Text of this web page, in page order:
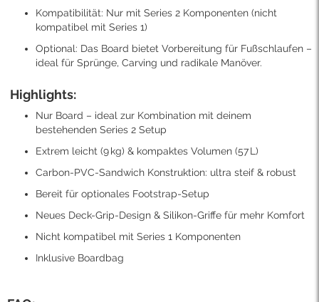
Kompatibilität: Nur mit Series 2 Komponenten (nicht
kompatibel mit Series 1)
Optional: Das Board bietet Vorbereitung für Fußschlaufen –
ideal für Sprünge, Carving und radikale Manöver.
Highlights:
Nur Board – ideal zur Kombination mit deinem
bestehenden Series 2 Setup
Extrem leicht (9 kg) & kompaktes Volumen (57 L)
Carbon-PVC-Sandwich Konstruktion: ultra steif & robust
Bereit für optionales Footstrap-Setup
Neues Deck-Grip-Design & Silikon-Griffe für mehr Komfort
Nicht kompatibel mit Series 1 Komponenten
Inklusive Boardbag